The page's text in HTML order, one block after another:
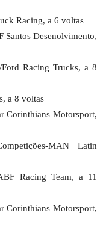
Racing, a 6 voltas
Santos Desenolvimento,
Racing Trucks, a 8
a 8 voltas
Corinthians Motorsport,
MAN Latin
Racing Team, a 11
Corinthians Motorsport,